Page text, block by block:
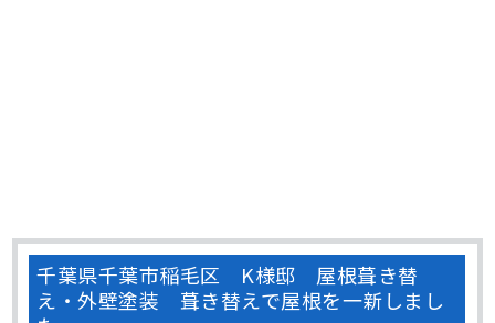
千葉県千葉市稲毛区 K様邸 屋根葺き替
え・外壁塗装 葺き替えで屋根を一新しまし